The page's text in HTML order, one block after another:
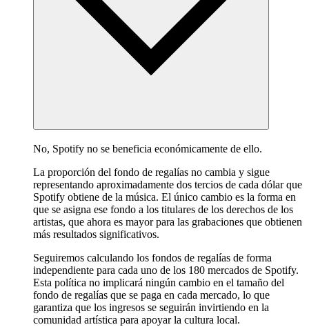
No, Spotify no se beneficia económicamente de ello.
La proporción del fondo de regalías no cambia y sigue
representando aproximadamente dos tercios de cada dólar que
Spotify obtiene de la música. El único cambio es la forma en
que se asigna ese fondo a los titulares de los derechos de los
artistas, que ahora es mayor para las grabaciones que obtienen
más resultados significativos.
Seguiremos calculando los fondos de regalías de forma
independiente para cada uno de los 180 mercados de Spotify.
Esta política no implicará ningún cambio en el tamaño del
fondo de regalías que se paga en cada mercado, lo que
garantiza que los ingresos se seguirán invirtiendo en la
comunidad artística para apoyar la cultura local.